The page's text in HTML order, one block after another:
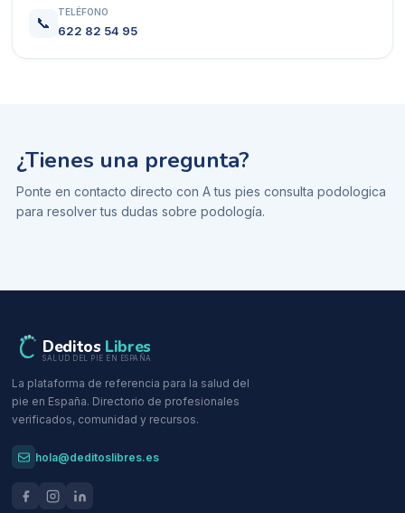
📞
TELÉFONO
622 82 54 95
¿Tienes una pregunta?
Ponte en contacto directo con A tus pies consulta podologica
para resolver tus dudas sobre podología.
Deditos Libres
SALUD DEL PIE EN ESPAÑA
La plataforma de referencia para la salud del
pie en España. Directorio de profesionales
verificados, comunidad y recursos.
hola@deditoslibres.es